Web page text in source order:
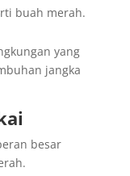
buah merah.
yang
jangka
besar